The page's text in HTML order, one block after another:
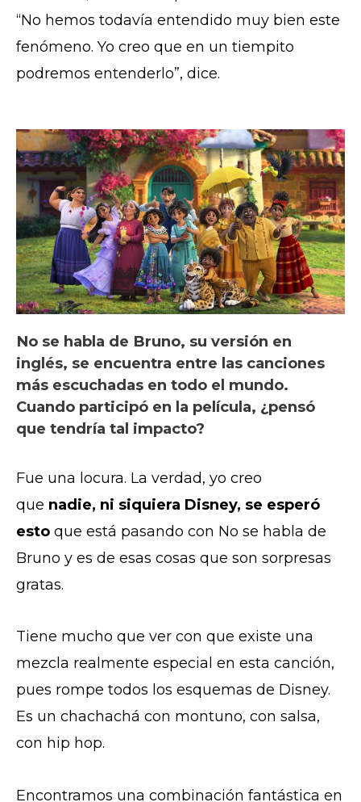
“No hemos todavía entendido muy bien este
fenómeno. Yo creo que en un tiempito
podremos entenderlo”, dice.
No se habla de Bruno, su versión en
inglés, se encuentra entre las canciones
más escuchadas en todo el mundo.
Cuando participó en la película, ¿pensó
que tendría tal impacto?
Fue una locura. La verdad, yo creo
que nadie, ni siquiera Disney, se esperó
esto que está pasando con No se habla de
Bruno y es de esas cosas que son sorpresas
gratas.
Tiene mucho que ver con que existe una
mezcla realmente especial en esta canción,
pues rompe todos los esquemas de Disney.
Es un chachachá con montuno, con salsa,
con hip hop.
Encontramos una combinación fantástica en